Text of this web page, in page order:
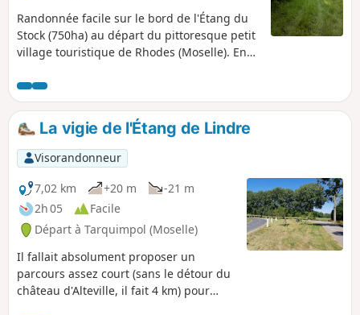
Randonnée facile sur le bord de l'Étang du
Stock (750ha) au départ du pittoresque petit
village touristique de Rhodes (Moselle). En
forêts de chêne du Pays des Étangs, vous
pourrez apercevoir les voiliers et bateaux à
moteur qui sillonnent l'étang les beaux jours
d'été.La vigie de l'Étang de Lindre
Visorandonneur
7,02 km
+20 m
-21 m
2h 05
Facile
Départ à Tarquimpol (Moselle)
Il fallait absolument proposer un
parcours assez court (sans le détour du
château d'Alteville, il fait 4 km) pour